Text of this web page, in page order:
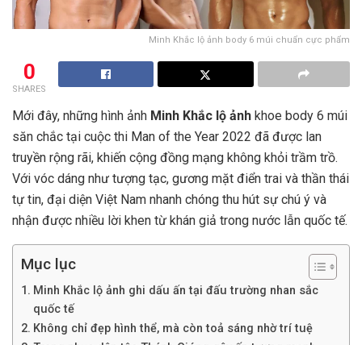
Minh Khắc lộ ảnh body 6 múi chuẩn cực phẩm
0
SHARES
Mới đây, những hình ảnh Minh Khắc lộ ảnh khoe body 6 múi
săn chắc tại cuộc thi Man of the Year 2022 đã được lan
truyền rộng rãi, khiến cộng đồng mạng không khỏi trầm trồ.
Với vóc dáng như tượng tạc, gương mặt điển trai và thần thái
tự tin, đại diện Việt Nam nhanh chóng thu hút sự chú ý và
nhận được nhiều lời khen từ khán giả trong nước lẫn quốc tế.
Mục lục
Minh Khắc lộ ảnh ghi dấu ấn tại đấu trường nhan sắc
quốc tế
Không chỉ đẹp hình thể, mà còn toả sáng nhờ trí tuệ